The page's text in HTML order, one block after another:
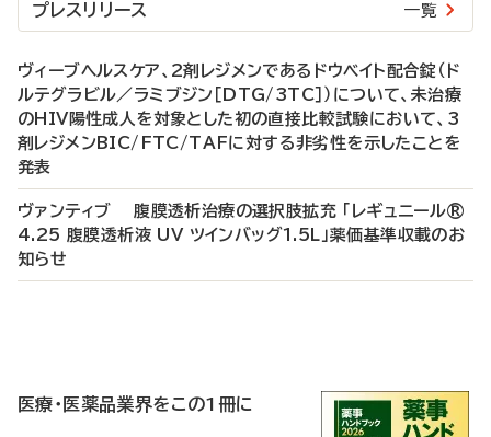
プレスリリース 一覧
ヴィーブヘルスケア、2剤レジメンであるドウベイト配合錠（ド
ルテグラビル／ラミブジン［DTG/3TC］）について、未治療
のHIV陽性成人を対象とした初の直接比較試験において、3
剤レジメンBIC/FTC/TAFに対する非劣性を示したことを
発表
ヴァンティブ 腹膜透析治療の選択肢拡充 「レギュニール®
4.25 腹膜透析液 UV ツインバッグ1.5L」薬価基準収載のお
知らせ
医療・医薬品業界をこの1冊に